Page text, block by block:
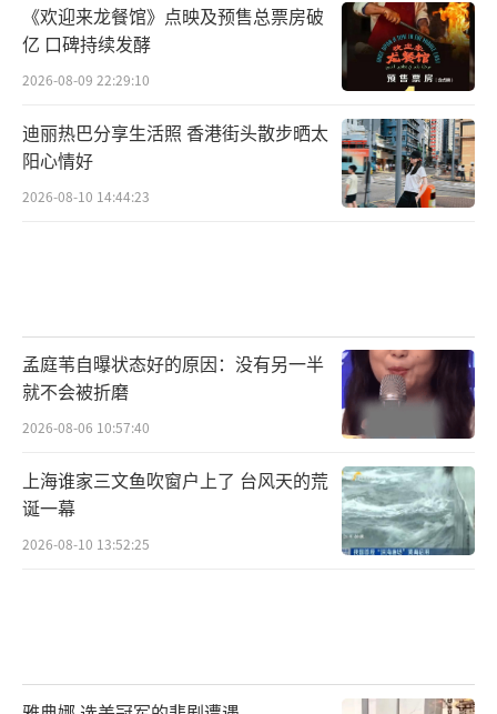
《欢迎来龙餐馆》点映及预售总票房破
亿 口碑持续发酵
2026-08-09 22:29:10
迪丽热巴分享生活照 香港街头散步晒太
阳心情好
2026-08-10 14:44:23
孟庭苇自曝状态好的原因：没有另一半
就不会被折磨
2026-08-06 10:57:40
上海谁家三文鱼吹窗户上了 台风天的荒
诞一幕
2026-08-10 13:52:25